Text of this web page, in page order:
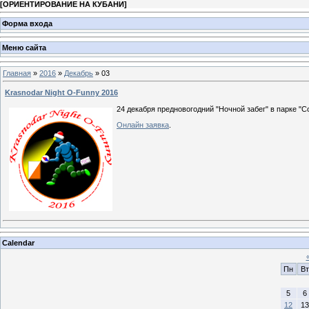
[ОРИЕНТИРОВАНИЕ НА КУБАНИ]
Форма входа
Меню сайта
Главная » 2016 » Декабрь » 03
Krasnodar Night O-Funny 2016
24 декабря предновогодний "Ночной забег" в парке
Онлайн заявка
Calendar
Пн
Вт
5
6
12
13